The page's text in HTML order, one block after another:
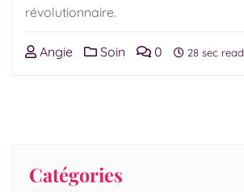
révolutionnaire.
Angie Soin 0 28 sec read
Catégories